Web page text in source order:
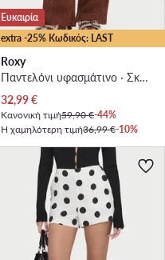
extra -25% Κωδικός: LAST
Ευκαιρία
Roxy
Παντελόνι υφασμάτινο · Σκούρο καφέ
Τρέχουσα τιμή
32,99€
Κανονική τιμή59,90 €-44%
Η χαμηλότερη τιμή36,99 €-10%